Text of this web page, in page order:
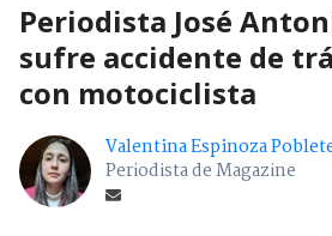
Periodista José
sufre accidente de
con motociclista
Valentina Espinoza
Periodista de Magazine